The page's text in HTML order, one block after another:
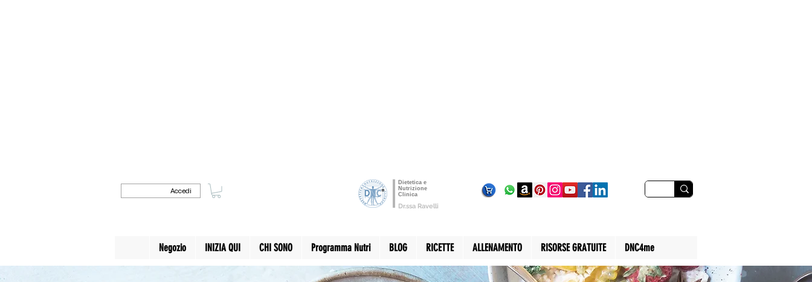
Accedi
Dietetica e
Nutrizione
Clinica
Dr.ssa Ravelli
Negozio INIZIA QUI CHI SONO Programma Nutri BLOG RICETTE ALLENAMENTO RISORSE GRATUITE DNC4me